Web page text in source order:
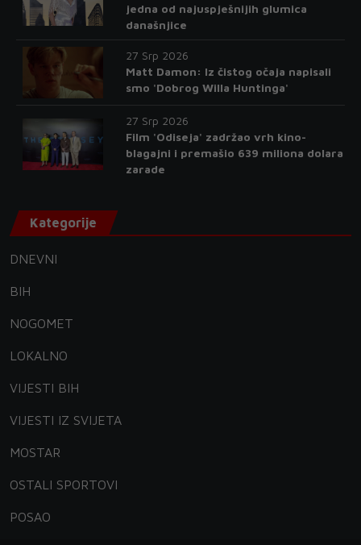
jedna od najuspješnijih glumica
današnjice
27 Srp 2026
Matt Damon: Iz čistog očaja napisali
smo 'Dobrog Willa Huntinga'
27 Srp 2026
Film 'Odiseja' zadržao vrh kino-
blagajni i premašio 639 miliona dolara
zarade
Kategorije
DNEVNI
BIH
NOGOMET
LOKALNO
VIJESTI BIH
VIJESTI IZ SVIJETA
MOSTAR
OSTALI SPORTOVI
POSAO